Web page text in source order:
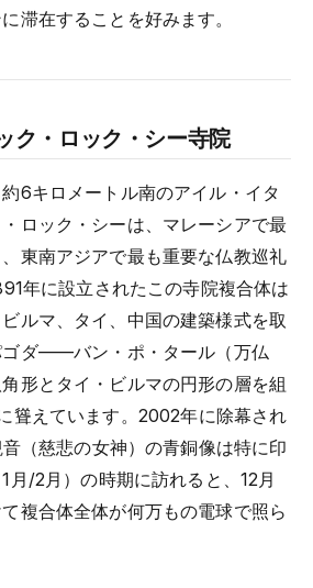
滞在することを好みます。
ク・ロック・シー寺院
6キロメートル南のアイル・イタ
ロック・シーは、マレーシアで最
東南アジアで最も重要な仏教巡礼
年に設立されたこの寺院複合体は
ルマ、タイ、中国の建築様式を取
ゴダ——バン・ポ・タール（万仏
形とタイ・ビルマの円形の層を組
聳えています。2002年に除幕され
（慈悲の女神）の青銅像は特に印
月/2月）の時期に訪れると、12月
複合体全体が何万もの電球で照ら